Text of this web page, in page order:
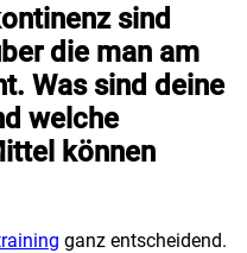
sind
die man am
Was sind deine
welche
können
ganz entscheidend.